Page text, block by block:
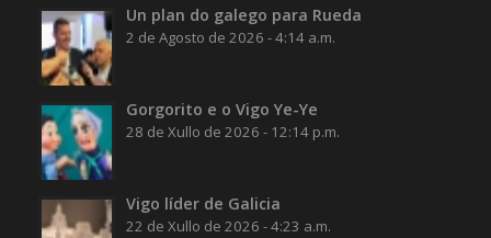
Un plan do galego para Rueda
2 de Agosto de 2026 - 4:14 a.m.
Gorgorito e o Vigo Ye-Ye
28 de Xullo de 2026 - 12:14 p.m.
Vigo líder de Galicia
22 de Xullo de 2026 - 4:23 a.m.